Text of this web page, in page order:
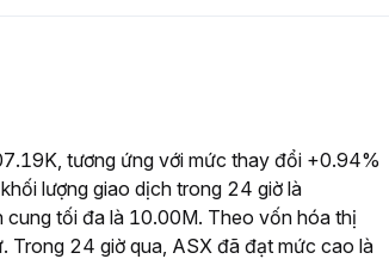
tương ứng với mức thay đổi +0.94%
lượng giao dịch trong 24 giờ là
tối đa là 10.00M. Theo vốn hóa thị
Trong 24 giờ qua, ASX đã đạt mức cao là